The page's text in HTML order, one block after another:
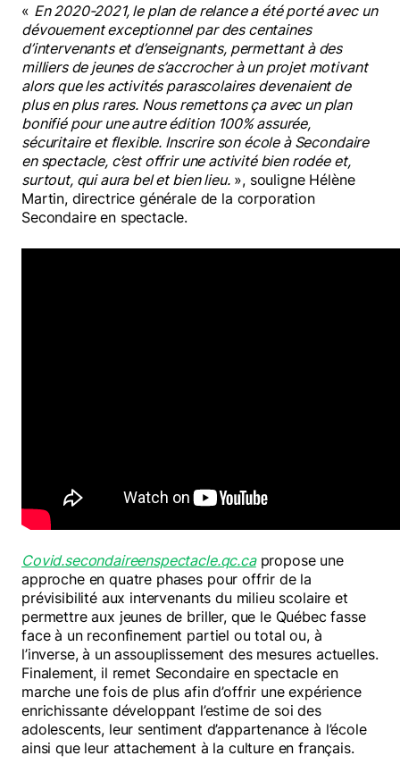
« En 2020-2021, le plan de relance a été porté avec un
dévouement exceptionnel par des centaines
d’intervenants et d’enseignants, permettant à des
milliers de jeunes de s’accrocher à un projet motivant
alors que les activités parascolaires devenaient de
plus en plus rares. Nous remettons ça avec un plan
bonifié pour une autre édition 100% assurée,
sécuritaire et flexible. Inscrire son école à Secondaire
en spectacle, c’est offrir une activité bien rodée et,
surtout, qui aura bel et bien lieu.», souligne Hélène
Martin, directrice générale de la corporation
Secondaire en spectacle.
Covid.secondaireenspectacle.qc.capropose une
approche en quatre phases pour offrir de la
prévisibilité aux intervenants du milieu scolaire et
permettre aux jeunes de briller, que le Québec fasse
face à un reconfinement partiel ou total ou, à
l’inverse, à un assouplissement des mesures actuelles.
Finalement, il remet Secondaire en spectacle en
marche une fois de plus afin d’offrir une expérience
enrichissante développant l’estime de soi des
adolescents, leur sentiment d’appartenance à l’école
ainsi que leur attachement à la culture en français.